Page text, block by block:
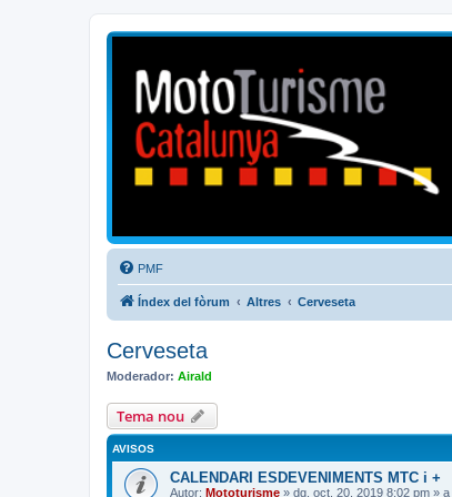
Mototurisme
Turisme en moto en català
PMF
Índex del fòrum Altres Cerveseta
Cerveseta
Moderador: Airald
Tema nou
AVISOS
CALENDARI ESDEVENIMENTS MTC i +
Autor: Mototurisme » dg. oct. 20, 2019 8:02 pm » a